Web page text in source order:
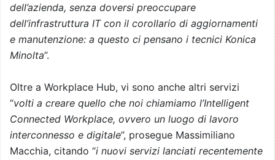
dell’azienda, senza doversi preoccupare
dell’infrastruttura IT con il corollario di aggiornamenti
e manutenzione: a questo ci pensano i tecnici Konica
Minolta”.
Oltre a Workplace Hub, vi sono anche altri servizi
“volti a creare quello che noi chiamiamo l’Intelligent
Connected Workplace, ovvero un luogo di lavoro
interconnesso e digitale”, prosegue Massimiliano
Macchia, citando “i nuovi servizi lanciati recentemente